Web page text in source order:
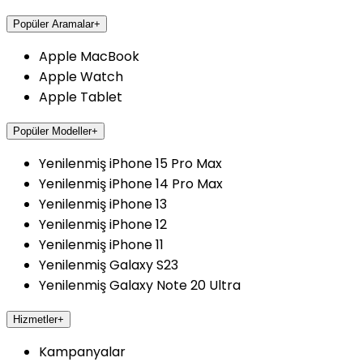
Popüler Aramalar+
Apple MacBook
Apple Watch
Apple Tablet
Popüler Modeller+
Yenilenmiş iPhone 15 Pro Max
Yenilenmiş iPhone 14 Pro Max
Yenilenmiş iPhone 13
Yenilenmiş iPhone 12
Yenilenmiş iPhone 11
Yenilenmiş Galaxy S23
Yenilenmiş Galaxy Note 20 Ultra
Hizmetler+
Kampanyalar